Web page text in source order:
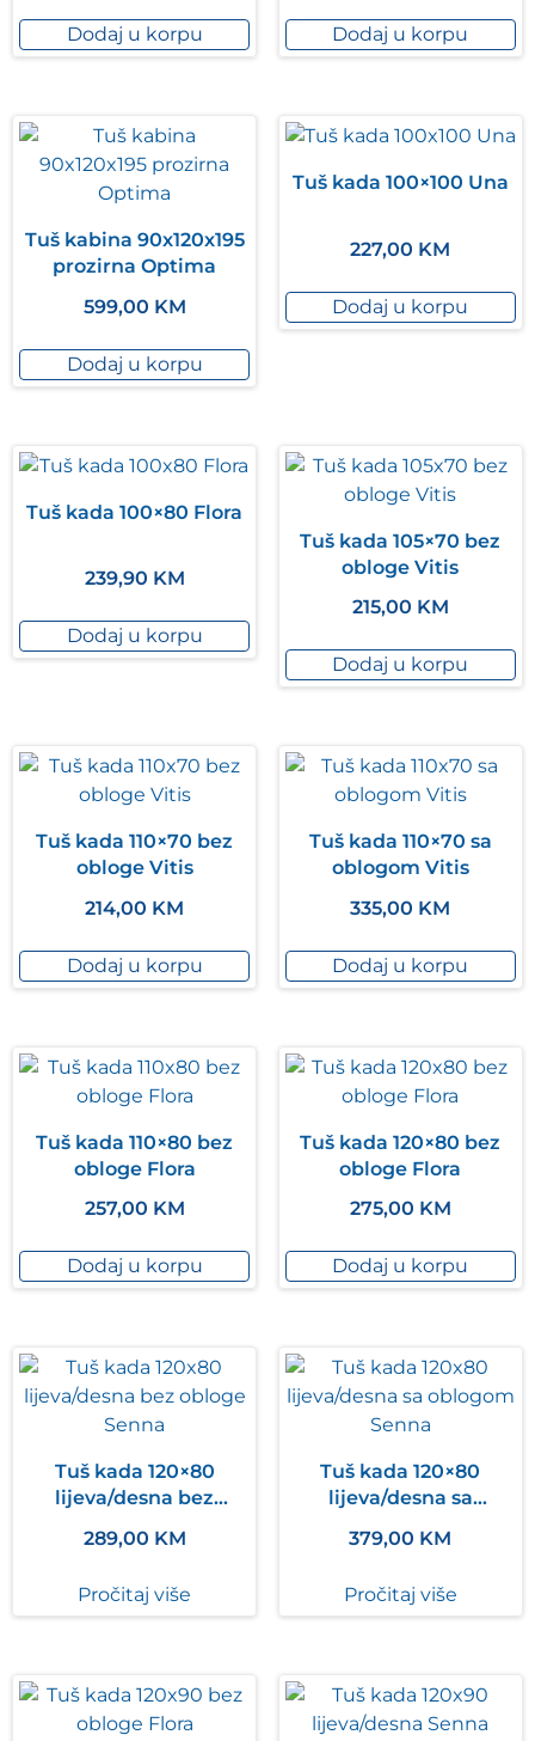
Dodaj u korpu Dodaj u korpu
Tuš kabina 90x120x195
prozirna Optima
599,00 KM
Dodaj u korpu
Tuš kada 100×100 Una
227,00 KM
Dodaj u korpu
Tuš kada 100×80 Flora
239,90 KM
Dodaj u korpu
Tuš kada 105×70 bez
obloge Vitis
215,00 KM
Dodaj u korpu
Tuš kada 110×70 bez
obloge Vitis
214,00 KM
Dodaj u korpu
Tuš kada 110×70 sa
oblogom Vitis
335,00 KM
Dodaj u korpu
Tuš kada 110×80 bez
obloge Flora
257,00 KM
Dodaj u korpu
Tuš kada 120×80 bez
obloge Flora
275,00 KM
Dodaj u korpu
Tuš kada 120×80
lijeva/desna bez
289,00 KM
Pročitaj više
Tuš kada 120×80
lijeva/desna sa
379,00 KM
Pročitaj više